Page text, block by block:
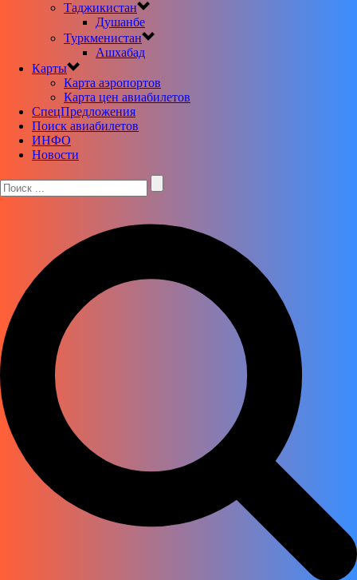
Таджикистан
Душанбе
Туркменистан
Ашхабад
Карты
Карта аэропортов
Карта цен авиабилетов
CпецПредложения
Поиск авиабилетов
ИНФО
Новости